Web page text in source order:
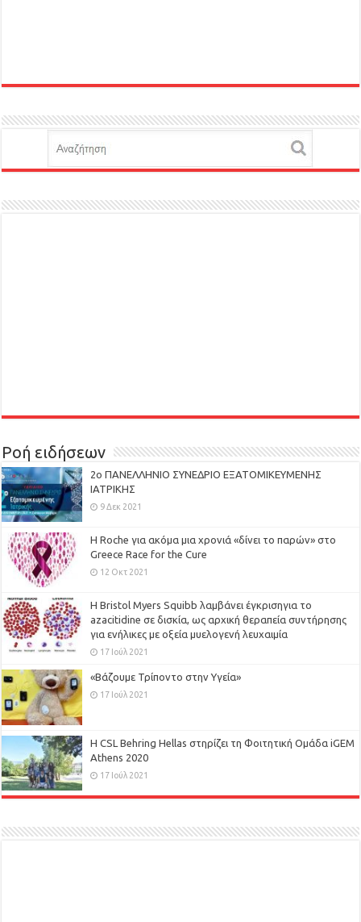
Ροή ειδήσεων
2ο ΠΑΝΕΛΛΗΝΙΟ ΣΥΝΕΔΡΙΟ ΕΞΑΤΟΜΙΚΕΥΜΕΝΗΣ
ΙΑΤΡΙΚΗΣ
9 Δεκ 2021
H Roche για ακόμα μια χρονιά «δίνει το παρών» στο
Greece Race for the Cure
12 Οκτ 2021
Η Bristol Myers Squibb λαμβάνει έγκρισηγια το
azacitidine σε δισκία, ως αρχική θεραπεία συντήρησης
για ενήλικες με οξεία μυελογενή λευχαιμία
17 Ιούλ 2021
«Βάζουμε Τρίποντο στην Υγεία»
17 Ιούλ 2021
H CSL Behring Hellas στηρίζει τη Φοιτητική Ομάδα iGEM
Athens 2020
17 Ιούλ 2021